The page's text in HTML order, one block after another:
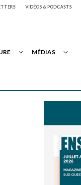
VIDÉOS & PODCASTS
MÉDIAS